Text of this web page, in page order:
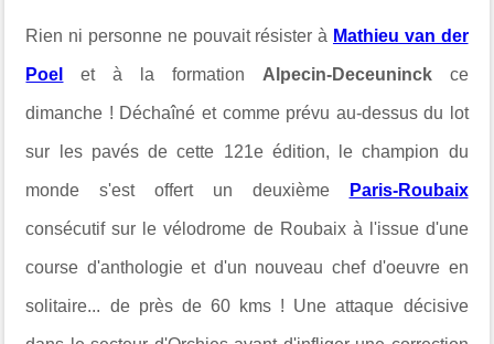
Rien ni personne ne pouvait résister à Mathieu van der
Poel et à la formation Alpecin-Deceuninckce
dimanche ! Déchaîné et comme prévu au-dessus du lot
sur les pavés de cette 121e édition, le champion du
monde s'est offert un deuxième Paris-Roubaix
consécutif sur le vélodrome de Roubaix à l'issue d'une
course d'anthologie et d'un nouveau chef d'oeuvre en
solitaire... de près de 60 kms ! Une attaque décisive